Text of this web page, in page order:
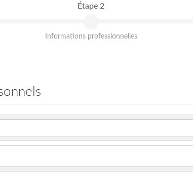
Étape 2
Informations professionnelles